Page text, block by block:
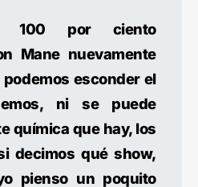
100 por ciento
Mane nuevamente
esconder el
ni se puede
química que hay, los
decimos qué show,
pienso un poquito